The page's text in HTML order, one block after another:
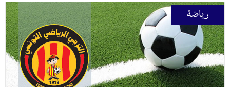
رياضة